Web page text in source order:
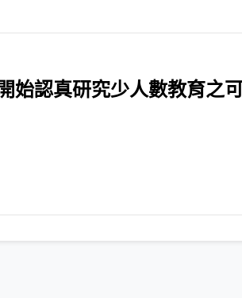
始認真研究少人數教育之可